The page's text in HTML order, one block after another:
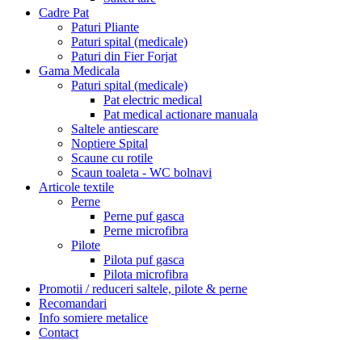
Cadre Pat
Paturi Pliante
Paturi spital (medicale)
Paturi din Fier Forjat
Gama Medicala
Paturi spital (medicale)
Pat electric medical
Pat medical actionare manuala
Saltele antiescare
Noptiere Spital
Scaune cu rotile
Scaun toaleta - WC bolnavi
Articole textile
Perne
Perne puf gasca
Perne microfibra
Pilote
Pilota puf gasca
Pilota microfibra
Promotii / reduceri saltele, pilote & perne
Recomandari
Info somiere metalice
Contact